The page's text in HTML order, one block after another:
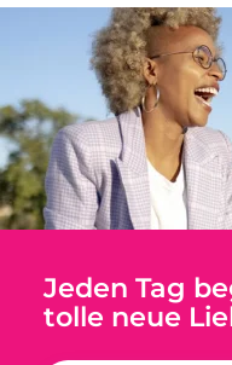
Jeden Tag
tolle neue